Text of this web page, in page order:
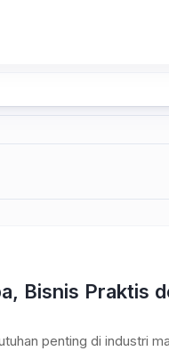
Bisnis Praktis
penting di industri